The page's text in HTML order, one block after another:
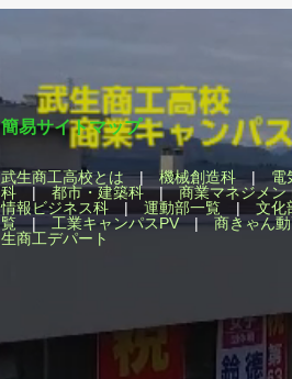
簡易サイトマップ
武生商工高校とは|機械創造科| 電
科|都市・建築科|商業マネジメン
情報ビジネス科 | 運動部一覧 | 文化
覧| 工業キャンパスPV| 商きゃん
生商工デパート